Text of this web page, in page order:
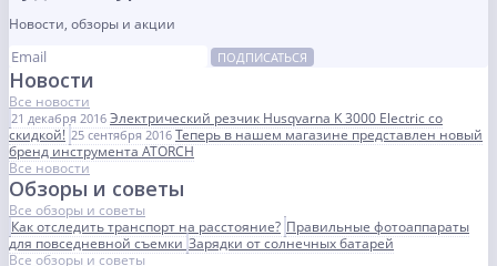
Новости, обзоры и акции
ПОДПИСАТЬСЯ
Новости
Все новости
21 декабря 2016 Электрический резчик Husqvarna K 3000 Electric со
скидкой! 25 сентября 2016 Теперь в нашем магазине представлен новый
бренд инструмента ATORCH
Все новости
Обзоры и советы
Все обзоры и советы
Как отследить транспорт на расстояние? Правильные фотоаппараты
для повседневной съемкиЗарядки от солнечных батарей
Все обзоры и советы